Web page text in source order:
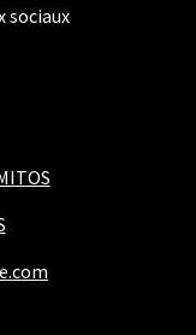
sociaux